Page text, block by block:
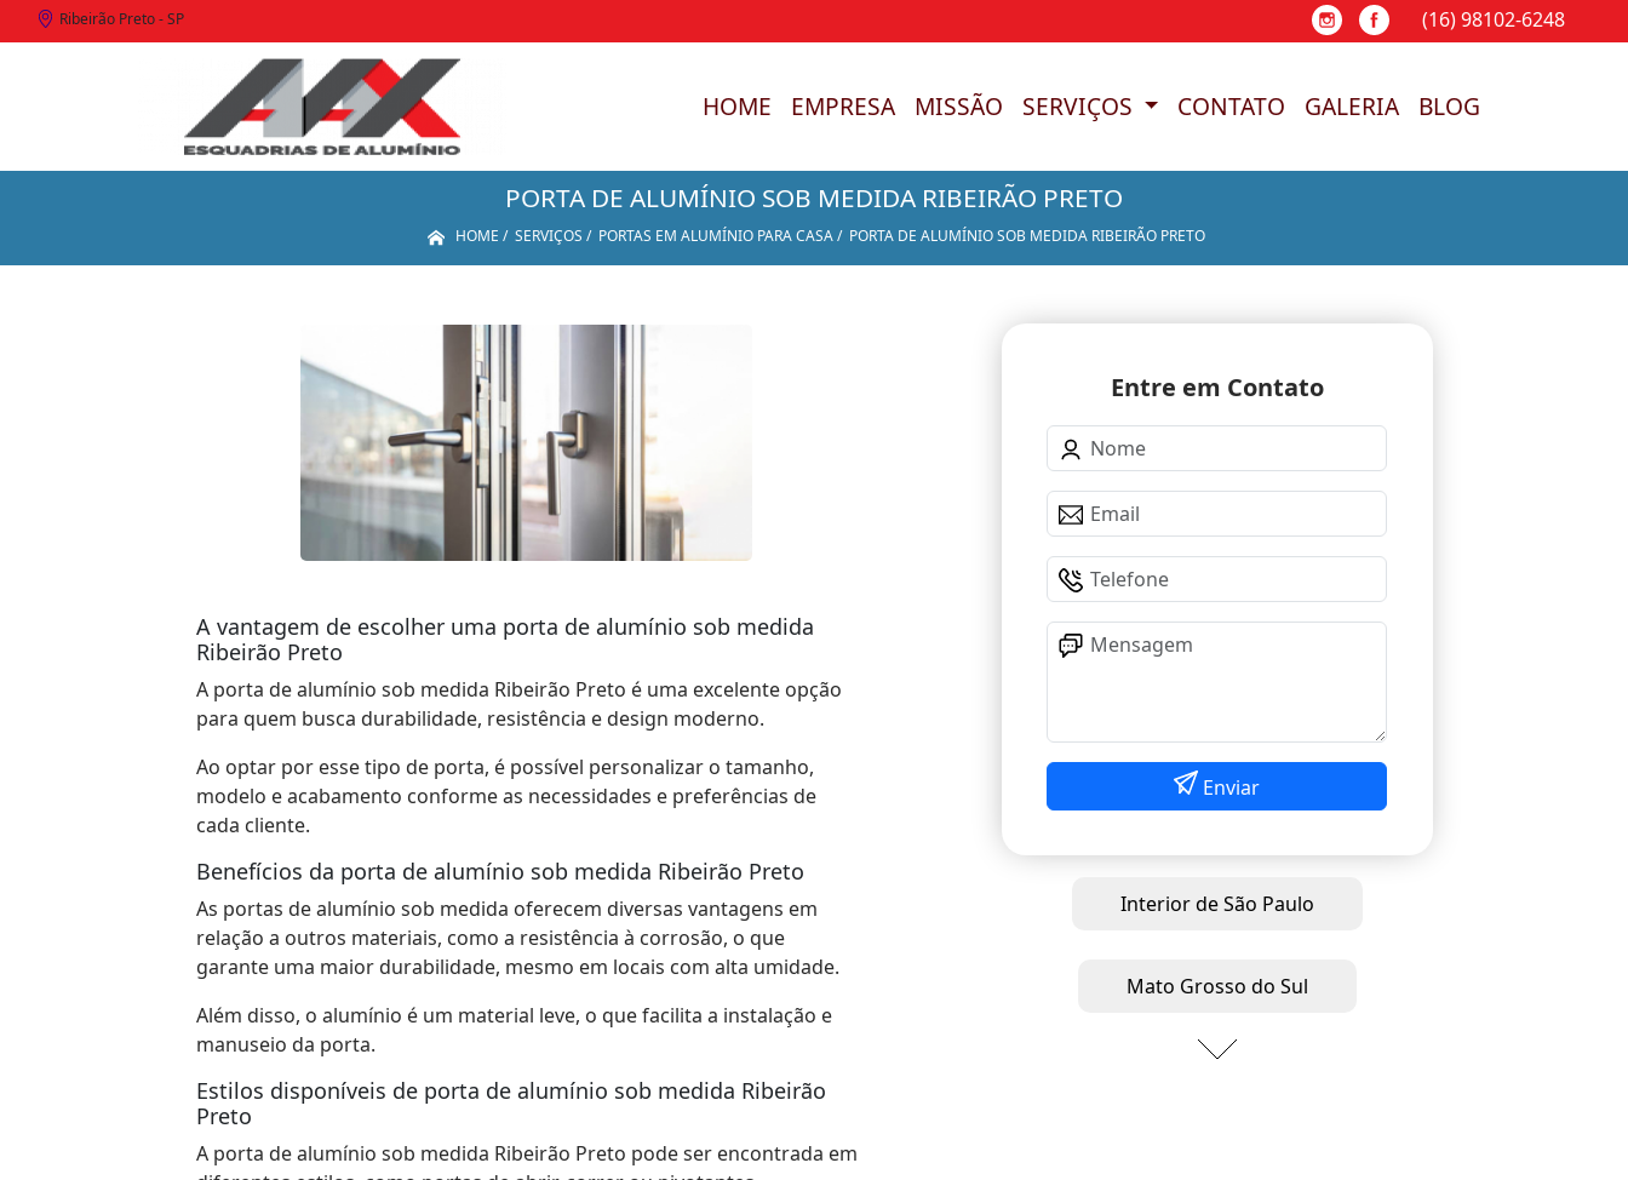
Ribeirão Preto - SP (16) 98102-6248 (16) 98102-6248
HOME EMPRESA MISSÃO SERVIÇOS CONTATO GALERIA BLOG
PORTA DE ALUMÍNIO SOB MEDIDA RIBEIRÃO PRETO
HOME SERVIÇOS PORTAS EM ALUMÍNIO PARA CASA PORTA DE ALUMÍNIO SOB MEDIDA RIBEIRÃO PRETO
A vantagem de escolher uma porta de alumínio sob medida
Ribeirão Preto
A porta de alumínio sob medida Ribeirão Preto é uma excelente opção
para quem busca durabilidade, resistência e design moderno.
Ao optar por esse tipo de porta, é possível personalizar o tamanho,
modelo e acabamento conforme as necessidades e preferências de
cada cliente.
Benefícios da porta de alumínio sob medida Ribeirão Preto
As portas de alumínio sob medida oferecem diversas vantagens em
relação a outros materiais, como a resistência à corrosão, o que
garante uma maior durabilidade, mesmo em locais com alta umidade.
Além disso, o alumínio é um material leve, o que facilita a instalação e
manuseio da porta.
Estilos disponíveis de porta de alumínio sob medida Ribeirão
Preto
A porta de alumínio sob medida Ribeirão Preto pode ser encontrada em
Entre em Contato
Enviar
Interior de São Paulo
Mato Grosso do Sul